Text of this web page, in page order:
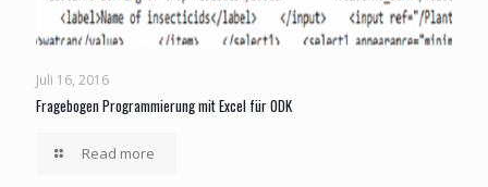
Juli 16, 2016
Fragebogen Programmierung mit Excel für ODK
Read more